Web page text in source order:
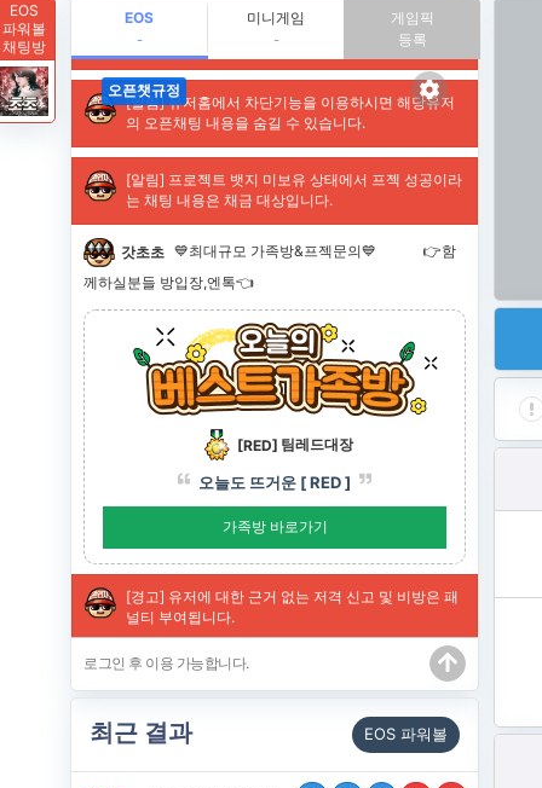
EOS
-
미니게임
-
게임픽
등록
최근 결과 EOS 파워볼
EOS
파워볼
채팅방